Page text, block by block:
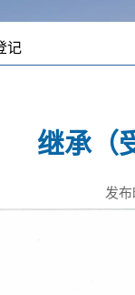
记
继承（
发